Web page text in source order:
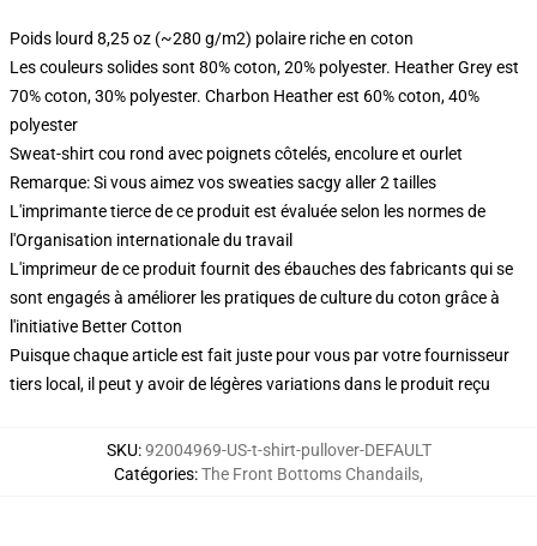
Poids lourd 8,25 oz (~280 g/m2) polaire riche en coton
Les couleurs solides sont 80% coton, 20% polyester. Heather Grey est
70% coton, 30% polyester. Charbon Heather est 60% coton, 40%
polyester
Sweat-shirt cou rond avec poignets côtelés, encolure et ourlet
Remarque: Si vous aimez vos sweaties sacgy aller 2 tailles
L'imprimante tierce de ce produit est évaluée selon les normes de
l'Organisation internationale du travail
L'imprimeur de ce produit fournit des ébauches des fabricants qui se
sont engagés à améliorer les pratiques de culture du coton grâce à
l'initiative Better Cotton
Puisque chaque article est fait juste pour vous par votre fournisseur
tiers local, il peut y avoir de légères variations dans le produit reçu
SKU:92004969-US-t-shirt-pullover-DEFAULT
Catégories:The Front Bottoms Chandails,